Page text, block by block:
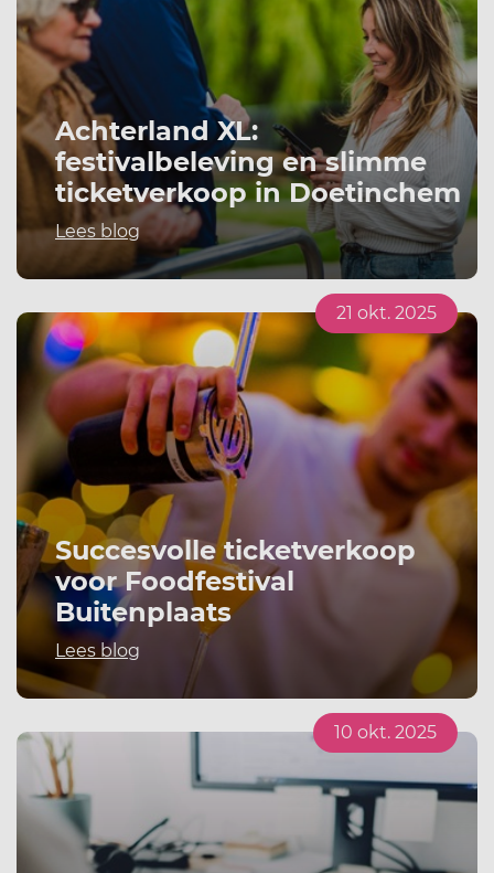
Achterland XL:
festivalbeleving en slimme
ticketverkoop in Doetinchem
Lees blog
Succesvolle ticketverkoop
voor Foodfestival
Buitenplaats
Lees blog
21 okt. 2025
10 okt. 2025